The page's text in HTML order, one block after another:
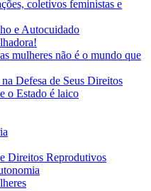
coletivos feministas e
e Autocuidado
mulheres não é o mundo que
Defesa de Seus Direitos
o Estado é laico
Direitos Reprodutivos